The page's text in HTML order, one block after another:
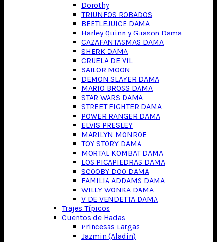
Dorothy
TRIUNFOS ROBADOS
BEETLEJUICE DAMA
Harley Quinn y Guason Dama
CAZAFANTASMAS DAMA
SHERK DAMA
CRUELA DE VIL
SAILOR MOON
DEMON SLAYER DAMA
MARIO BROSS DAMA
STAR WARS DAMA
STREET FIGHTER DAMA
POWER RANGER DAMA
ELVIS PRESLEY
MARILYN MONROE
TOY STORY DAMA
MORTAL KOMBAT DAMA
LOS PICAPIEDRAS DAMA
SCOOBY DOO DAMA
FAMILIA ADDAMS DAMA
WILLY WONKA DAMA
V DE VENDETTA DAMA
Trajes Típicos
Cuentos de Hadas
Princesas Largas
Jazmin (Aladin)